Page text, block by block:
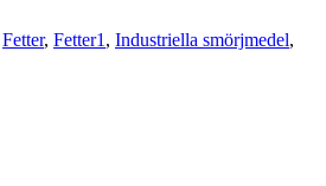
Fetter, Fetter1 , Industriella smörjmedel,